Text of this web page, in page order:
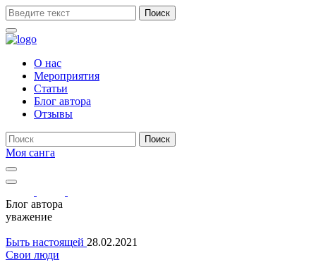
Поиск
О нас
Мероприятия
Статьи
Блог автора
Отзывы
Поиск
Моя санга
Toggle
navigation
Show
search
form
Блог автора
уважение
Быть настоящей 28.02.2021
Свои люди